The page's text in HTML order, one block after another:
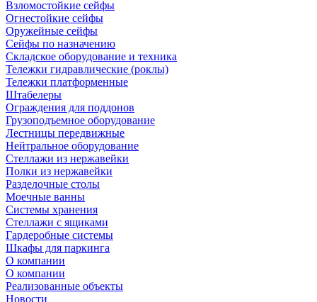
Взломостойкие сейфы
Огнестойкие сейфы
Оружейные сейфы
Сейфы по назначению
Складское оборудование и техника
Тележки гидравлические (роклы)
Тележки платформенные
Штабелеры
Ограждения для поддонов
Грузоподъемное оборудование
Лестницы передвижные
Нейтральное оборудование
Стеллажи из нержавейки
Полки из нержавейки
Разделочные столы
Моечные ванны
Системы хранения
Стеллажи с ящиками
Гардеробные системы
Шкафы для паркинга
О компании
О компании
Реализованные объекты
Новости